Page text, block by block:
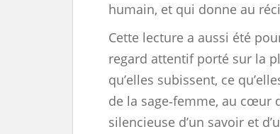
humain, et qui donne au
Cette lecture a aussi été
regard attentif porté sur la
qu’elles subissent, ce
de la sage‑femme, au cœur
silencieuse d’un savoir et